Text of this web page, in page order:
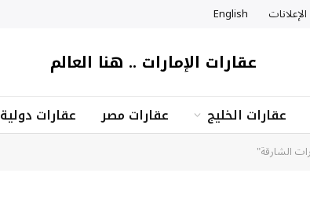
الإعلانات English
عقارات الإمارات .. هنا العالم
عقارات الخليج عقارات مصر عقارات دولية
الشارقة"